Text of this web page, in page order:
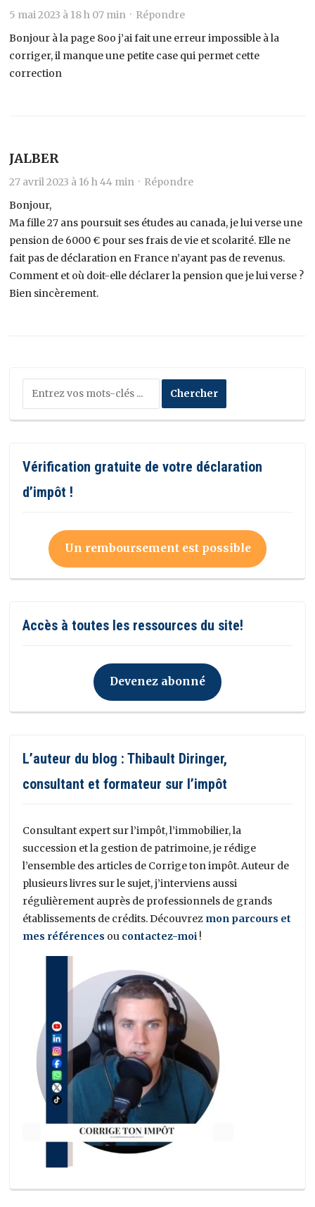
5 mai 2023 à 18 h 07 min · Répondre
Bonjour à la page 8oo j’ai fait une erreur impossible à la
corriger, il manque une petite case qui permet cette
correction
JALBER
27 avril 2023 à 16 h 44 min · Répondre
Bonjour,
Ma fille 27 ans poursuit ses études au canada, je lui verse une
pension de 6000 € pour ses frais de vie et scolarité. Elle ne
fait pas de déclaration en France n’ayant pas de revenus.
Comment et où doit-elle déclarer la pension que je lui verse ?
Bien sincèrement.
Vérification gratuite de votre déclaration
d’impôt !
Un remboursement est possible
Accès à toutes les ressources du site!
Devenez abonné
L’auteur du blog : Thibault Diringer,
consultant et formateur sur l’impôt
Consultant expert sur l’impôt, l’immobilier, la
succession et la gestion de patrimoine, je rédige
l’ensemble des articles de Corrige ton impôt. Auteur de
plusieurs livres sur le sujet, j’interviens aussi
régulièrement auprès de professionnels de grands
établissements de crédits. Découvrez mon parcours et
mes références ou contactez-moi !